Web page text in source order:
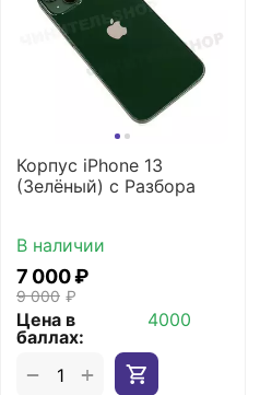
Корпус iPhone 13
(Зелёный) с Разбора
В наличии
9 000 ₽
7 000₽
Цена в
баллах:
4000
+
−